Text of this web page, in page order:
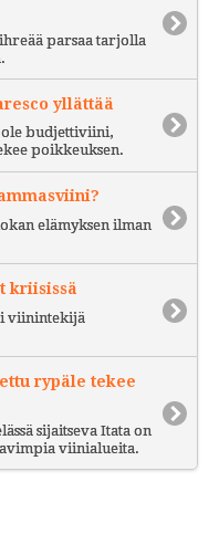
parsaa tarjolla
yllättää
ole budjettiviini,
poikkeuksen.
elämyksen ilman
kriisissä
viinintekijä
rypäle tekee
sijaitseva Itata on
viinialueita.